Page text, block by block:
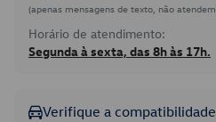
(apenas mensagens de texto, não
Horário de atendimento:
Segunda à sexta, das 8h às 17h.
Verifique a compatibilidade